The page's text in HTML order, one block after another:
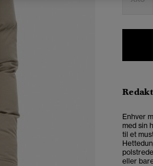
Enhver
med sin
til et
eller